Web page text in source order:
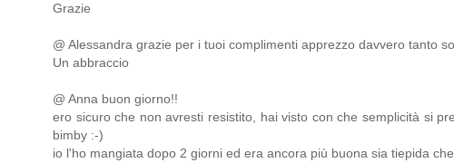
Grazie
@ Alessandra grazie per i tuoi complimenti apprezzo davvero tanto
Un abbraccio
@ Anna buon giorno!!
ero sicuro che non avresti resistito, hai visto con che semplicità si
bimby :-)
io l'ho mangiata dopo 2 giorni ed era ancora più buona sia tiepida